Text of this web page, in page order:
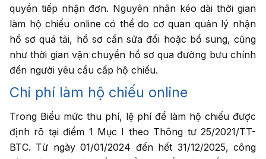
quyền tiếp nhận đơn. Nguyên nhân kéo dài thời gian
làm hộ chiếu online có thể do cơ quan quản lý nhận
hồ sơ quá tải, hồ sơ cần sửa đổi hoặc bổ sung, cũng
như thời gian vận chuyển hồ sơ qua đường bưu chính
đến người yêu cầu cấp hộ chiếu.
Chi phí làm hộ chiếu online
Trong Biểu mức thu phí, lệ phí để làm hộ chiếu được
định rõ tại điểm 1 Mục I theo Thông tư 25/2021/TT-
BTC. Từ ngày 01/01/2024 đến hết 31/12/2025, công